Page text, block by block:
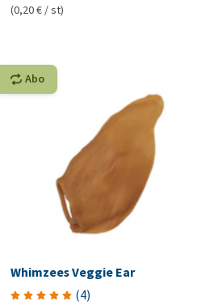
(0,20 € / st)
Abo
Whimzees Veggie Ear
(4)